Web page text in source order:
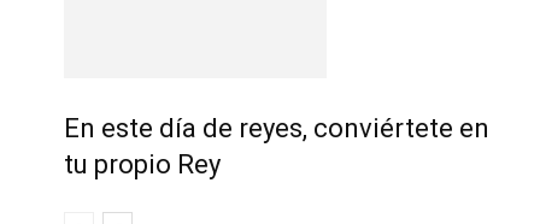
En este día de reyes, conviértete en
tu propio Rey